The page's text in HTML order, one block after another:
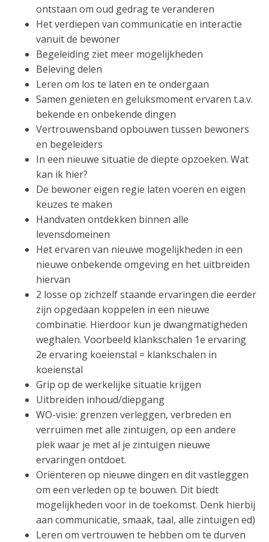
ontstaan om oud gedrag te veranderen
Het verdiepen van communicatie en interactie
vanuit de bewoner
Begeleiding ziet meer mogelijkheden
Beleving delen
Leren om los te laten en te ondergaan
Samen genieten en geluksmoment ervaren t.a.v.
bekende en onbekende dingen
Vertrouwensband opbouwen tussen bewoners
en begeleiders
In een nieuwe situatie de diepte opzoeken. Wat
kan ik hier?
De bewoner eigen regie laten voeren en eigen
keuzes te maken
Handvaten ontdekken binnen alle
levensdomeinen
Het ervaren van nieuwe mogelijkheden in een
nieuwe onbekende omgeving en het uitbreiden
hiervan
2 losse op zichzelf staande ervaringen die eerder
zijn opgedaan koppelen in een nieuwe
combinatie. Hierdoor kun je dwangmatigheden
weghalen. Voorbeeld klankschalen 1e ervaring
2e ervaring koeienstal = klankschalen in
koeienstal
Grip op de werkelijke situatie krijgen
Uitbreiden inhoud/diepgang
WO-visie: grenzen verleggen, verbreden en
verruimen met alle zintuigen, op een andere
plek waar je met al je zintuigen nieuwe
ervaringen ontdoet.
Oriënteren op nieuwe dingen en dit vastleggen
om een verleden op te bouwen. Dit biedt
mogelijkheden voor in de toekomst. Denk hierbij
aan communicatie, smaak, taal, alle zintuigen ed)
Leren om vertrouwen te hebben om te durven